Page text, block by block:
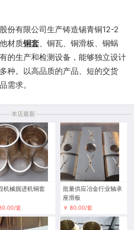
份有限公司生产铸造锡青铜12-2
材质铜套、铜瓦、铜滑板、铜蜗
的生产和检测设备，能够独立设计
种。以高品质的产品、短的交货
需求。
本店最新
机械掘进机铜套
套
批量供应冶金行业轴承
座滑板
￥ 80.00/套